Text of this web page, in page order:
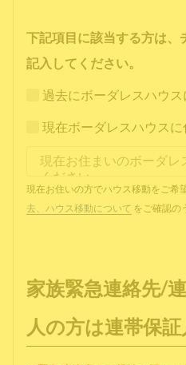
下記項目に該当する方は、
記入してください。
過去にボーダレスハウ
現在ボーダレスハウス
現在お住いの方でハウス移動をご希
去、ハウス移動について をご確認の
家族緊急連絡先/
人の方は連帯保